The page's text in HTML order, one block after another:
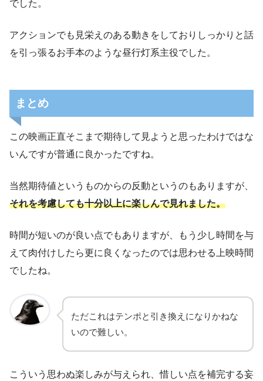
でした。
アクションでも見栄えのある動きをしておりしっかりと話
を引っ張るお手本のような昼行灯系主役でした。
まとめ
この映画正直そこまで期待して見ようと思ったわけではな
いんですが普通に良かったですね。
当然期待値というものからの反動というのもありますが、
それを考慮しても十分以上に楽しんで見れました。
時間が短いのが良い点でもありますが、もう少し時間を与
えて肉付けしたら更に良くなったのでは思わせる上映時間
でしたね。
ただこれはテンポと引き換えになりかねな
いので難しい。
こういう思わぬ楽しみが与えられ、惜しい点を補完する妄